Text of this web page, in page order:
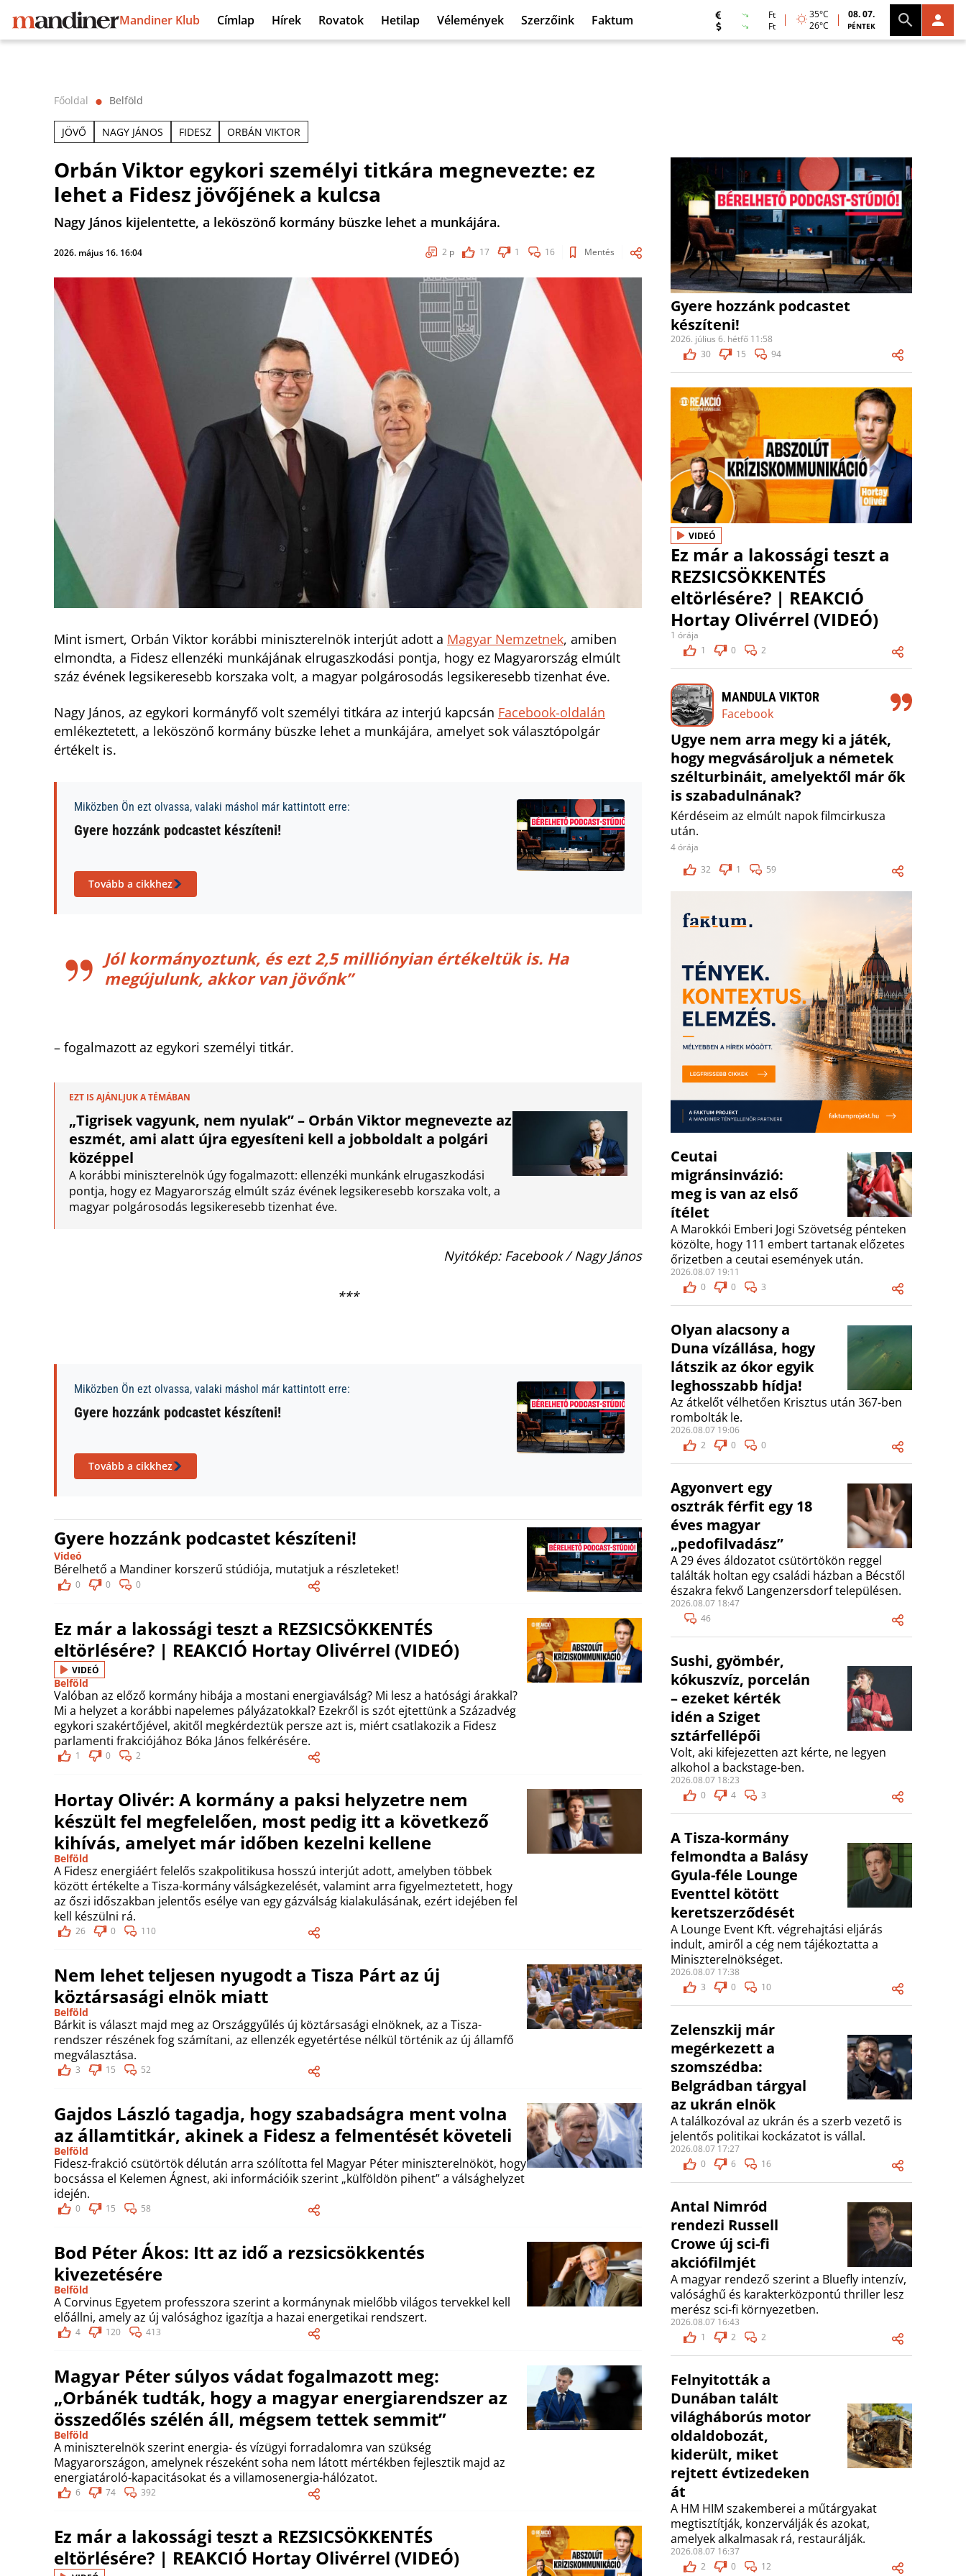
Mandiner Klub Címlap Hírek Rovatok Hetilap Vélemények Szerzőink Faktum
Ft
Ft
35°C
26°C
08. 07.
PÉNTEK
Főoldal ⬤ Belföld
JÖVŐ NAGY JÁNOS FIDESZ ORBÁN VIKTOR
Orbán Viktor egykori személyi titkára megnevezte: ez
lehet a Fidesz jövőjének a kulcsa
Nagy János kijelentette, a leköszönő kormány büszke lehet a munkájára.
2026. május 16. 16:04 2 p 17 1 16 Mentés
Mint ismert, Orbán Viktor korábbi miniszterelnök interjút adott a Magyar Nemzetnek, amiben
elmondta, a Fidesz ellenzéki munkájának elrugaszkodási pontja, hogy ez Magyarország elmúlt
száz évének legsikeresebb korszaka volt, a magyar polgárosodás legsikeresebb tizenhat éve.
Nagy János, az egykori kormányfő volt személyi titkára az interjú kapcsán Facebook-oldalán
emlékeztetett, a leköszönő kormány büszke lehet a munkájára, amelyet sok választópolgár
értékelt is.
Miközben Ön ezt olvassa, valaki máshol már kattintott erre:
Gyere hozzánk podcastet készíteni!
Tovább a cikkhez
Jól kormányoztunk, és ezt 2,5 milliónyian értékeltük is. Ha
megújulunk, akkor van jövőnk”
– fogalmazott az egykori személyi titkár.
EZT IS AJÁNLJUK A TÉMÁBAN
„Tigrisek vagyunk, nem nyulak” – Orbán Viktor megnevezte az
eszmét, ami alatt újra egyesíteni kell a jobboldalt a polgári
középpel
A korábbi miniszterelnök úgy fogalmazott: ellenzéki munkánk elrugaszkodási
pontja, hogy ez Magyarország elmúlt száz évének legsikeresebb korszaka volt, a
magyar polgárosodás legsikeresebb tizenhat éve.
Nyitókép: Facebook / Nagy János
***
Miközben Ön ezt olvassa, valaki máshol már kattintott erre:
Gyere hozzánk podcastet készíteni!
Tovább a cikkhez
Gyere hozzánk podcastet készíteni!
Videó
Bérelhető a Mandiner korszerű stúdiója, mutatjuk a részleteket!
0 0 0
Ez már a lakossági teszt a REZSICSÖKKENTÉS
eltörlésére? | REAKCIÓ Hortay Olivérrel (VIDEÓ)
VIDEÓ
Belföld
Valóban az előző kormány hibája a mostani energiaválság? Mi lesz a hatósági árakkal?
Mi a helyzet a korábbi napelemes pályázatokkal? Ezekről is szót ejtettünk a Századvég
egykori szakértőjével, akitől megkérdeztük persze azt is, miért csatlakozik a Fidesz
parlamenti frakciójához Bóka János felkérésére.
1 0 2
Hortay Olivér: A kormány a paksi helyzetre nem
készült fel megfelelően, most pedig itt a következő
kihívás, amelyet már időben kezelni kellene
Belföld
A Fidesz energiáért felelős szakpolitikusa hosszú interjút adott, amelyben többek
között értékelte a Tisza-kormány válságkezelését, valamint arra figyelmeztetett, hogy
az őszi időszakban jelentős esélye van egy gázválság kialakulásának, ezért idejében fel
kell készülni rá.
26 0 110
Nem lehet teljesen nyugodt a Tisza Párt az új
köztársasági elnök miatt
Belföld
Bárkit is választ majd meg az Országgyűlés új köztársasági elnöknek, az a Tisza-
rendszer részének fog számítani, az ellenzék egyetértése nélkül történik az új államfő
megválasztása.
3 15 52
Gajdos László tagadja, hogy szabadságra ment volna
az államtitkár, akinek a Fidesz a felmentését követeli
Belföld
Fidesz-frakció csütörtök délután arra szólította fel Magyar Péter miniszterelnököt, hogy
bocsássa el Kelemen Ágnest, aki információik szerint „külföldön pihent” a válsághelyzet
idején.
0 15 58
Bod Péter Ákos: Itt az idő a rezsicsökkentés
kivezetésére
Belföld
A Corvinus Egyetem professzora szerint a kormánynak mielőbb világos tervekkel kell
előállni, amely az új valósághoz igazítja a hazai energetikai rendszert.
4 120 413
Magyar Péter súlyos vádat fogalmazott meg:
„Orbánék tudták, hogy a magyar energiarendszer az
összedőlés szélén áll, mégsem tettek semmit”
Belföld
A miniszterelnök szerint energia- és vízügyi forradalomra van szükség
Magyarországon, amelynek részeként soha nem látott mértékben fejlesztik majd az
energiatároló-kapacitásokat és a villamosenergia-hálózatot.
6 74 392
Ez már a lakossági teszt a REZSICSÖKKENTÉS
eltörlésére? | REAKCIÓ Hortay Olivérrel (VIDEÓ)
Gyere hozzánk podcastet
készíteni!
2026. július 6. hétfő 11:58
30
15 94
VIDEÓ
Ez már a lakossági teszt a
REZSICSÖKKENTÉS
eltörlésére? | REAKCIÓ
Hortay Olivérrel (VIDEÓ)
1 órája
1
0 2
MANDULA VIKTOR
Facebook
Ugye nem arra megy ki a játék,
hogy megvásároljuk a németek
szélturbináit, amelyektől már ők
is szabadulnának?
Kérdéseim az elmúlt napok filmcirkusza
után.
4 órája
32
1 59
Ceutai
migránsinvázió:
meg is van az első
ítélet
A Marokkói Emberi Jogi Szövetség pénteken
közölte, hogy 111 embert tartanak előzetes
őrizetben a ceutai események után.
2026.08.07 19:11
0
0 3
Olyan alacsony a
Duna vízállása, hogy
látszik az ókor egyik
leghosszabb hídja!
Az átkelőt vélhetően Krisztus után 367-ben
rombolták le.
2026.08.07 19:06
2
0 0
Agyonvert egy
osztrák férfit egy 18
éves magyar
„pedofilvadász”
A 29 éves áldozatot csütörtökön reggel
találták holtan egy családi házban a Bécstől
északra fekvő Langenzersdorf településen.
2026.08.07 18:47
46
Sushi, gyömbér,
kókuszvíz, porcelán
– ezeket kérték
idén a Sziget
sztárfellépői
Volt, aki kifejezetten azt kérte, ne legyen
alkohol a backstage-ben.
2026.08.07 18:23
0
4 3
A Tisza-kormány
felmondta a Balásy
Gyula-féle Lounge
Eventtel kötött
keretszerződését
A Lounge Event Kft. végrehajtási eljárás
indult, amiről a cég nem tájékoztatta a
Miniszterelnökséget.
2026.08.07 17:38
3
0 10
Zelenszkij már
megérkezett a
szomszédba:
Belgrádban tárgyal
az ukrán elnök
A találkozóval az ukrán és a szerb vezető is
jelentős politikai kockázatot is vállal.
2026.08.07 17:27
0
6 16
Antal Nimród
rendezi Russell
Crowe új sci-fi
akciófilmjét
A magyar rendező szerint a Bluefly intenzív,
valósághű és karakterközpontú thriller lesz
merész sci-fi környezetben.
2026.08.07 16:43
1
2 2
Felnyitották a
Dunában talált
világháborús motor
oldaldobozát,
kiderült, miket
rejtett évtizedeken
át
A HM HIM szakemberei a műtárgyakat
megtisztítják, konzerválják és azokat,
amelyek alkalmasak rá, restaurálják.
2026.08.07 16:37
2
0 12